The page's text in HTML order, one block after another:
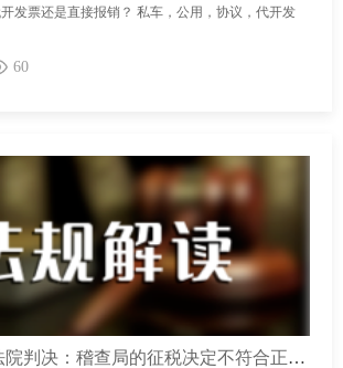
发票还是直接报销？ 私车，公用，协议，代开发
60
【案例解读】法院判决：稽查局的征税决定不符合正当程序原则